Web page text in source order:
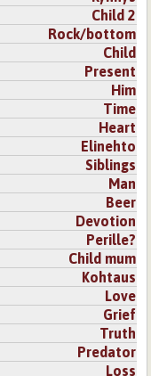
Child 2
Rock/bottom
Child
Present
Him
Time
Heart
Elinehto
Siblings
Man
Beer
Devotion
Perille?
Child mum
Kohtaus
Love
Grief
Truth
Predator
Loss